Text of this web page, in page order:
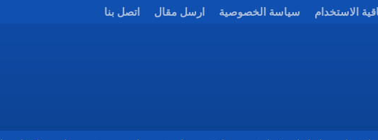
الاستخدام سياسة الخصوصية ارسل مقال اتصل بنا